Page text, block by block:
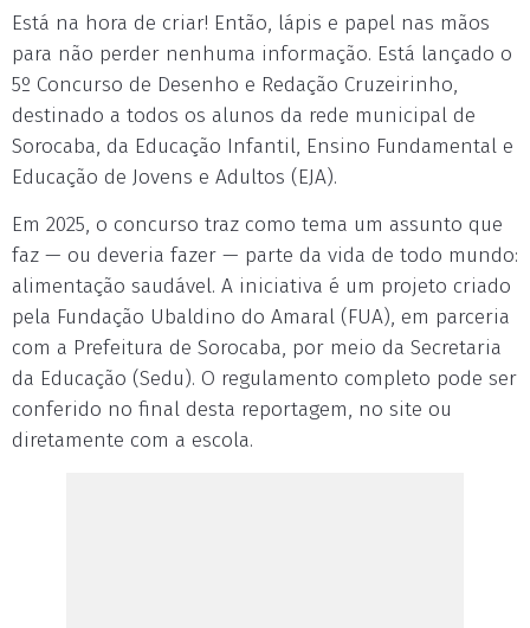
Está na hora de criar! Então, lápis e papel nas mãos
para não perder nenhuma informação. Está lançado o
5º Concurso de Desenho e Redação Cruzeirinho,
destinado a todos os alunos da rede municipal de
Sorocaba, da Educação Infantil, Ensino Fundamental e
Educação de Jovens e Adultos (EJA).
Em 2025, o concurso traz como tema um assunto que
faz — ou deveria fazer — parte da vida de todo mundo:
alimentação saudável. A iniciativa é um projeto criado
pela Fundação Ubaldino do Amaral (FUA), em parceria
com a Prefeitura de Sorocaba, por meio da Secretaria
da Educação (Sedu). O regulamento completo pode ser
conferido no final desta reportagem, no site ou
diretamente com a escola.